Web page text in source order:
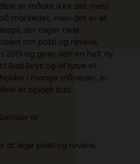
er måske ikke det mest
markedet, men det er et
der tager hele
om politi og røvere,
2015 og giver den en helt ny
Bad Boys og vil have et
i mange måneder, er
et oplagt bud.
til
at lege politi og røvere.